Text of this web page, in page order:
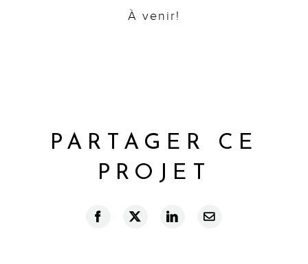
À venir!
PARTAGER CE
PROJET
Facebook
X LinkedInCourriel